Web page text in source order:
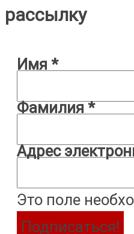
рассылку
Имя *
Фамилия*
Адрес
Это поле